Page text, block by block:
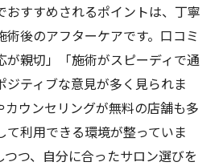
脱毛の口コミで分かる満足度
ど静岡メンズ脱毛部位別体験記
メンズ脱毛ポイント集
脱毛を選ぶ賢いチェックリスト
ロン脱毛静岡市での上手な選
おすすめされるポイントは、丁寧
後のアフターケアです。口コミ
が親切」「施術がスピーディで通
ジティブな意見が多く見られま
カウンセリングが無料の店舗も多
て利用できる環境が整っていま
つ、自分に合ったサロン選びを